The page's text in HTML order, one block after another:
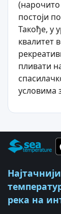
постоји
Такође, у
квалитет
пливати
условима
река на